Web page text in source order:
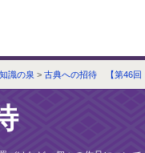
知識の泉 > 古典への招待 【第46回